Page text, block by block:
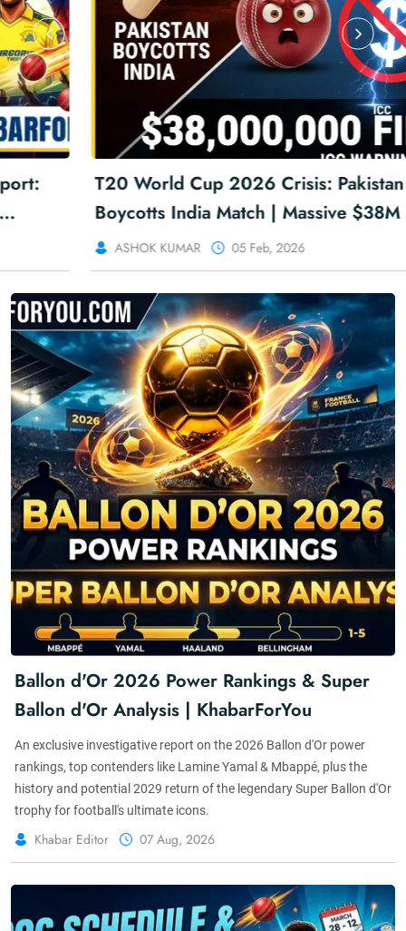
T20 World Cup 2026 Crisis: Pakistan
Boycotts India Match | Massive $38M ICC
ASHOK KUMAR 05 Feb, 2026
Ballon d'Or 2026 Power Rankings & Super
Ballon d'Or Analysis | KhabarForYou
An exclusive investigative report on the 2026 Ballon d'Or power
rankings, top contenders like Lamine Yamal & Mbappé, plus the
history and potential 2029 return of the legendary Super Ballon d'Or
trophy for football's ultimate icons.
Khabar Editor 07 Aug, 2026